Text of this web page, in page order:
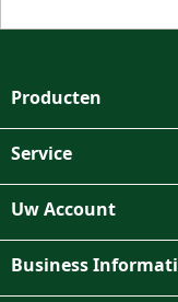
Producten
Service
Uw Account
Business